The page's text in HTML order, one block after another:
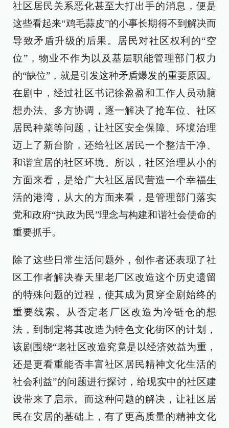
社区居民关系恶化甚至大打出手的消息，便是
这些看起来“鸡毛蒜皮”的小事长期得不到解决而
导致矛盾升级的后果。居民对社区权利的“空
位”，物业不作为以及基层职能管理部门权力
的“缺位”，就是引发这种矛盾爆发的重要原因。
在剧中，经过社区书记徐盈盈和工作人员动脑
想办法、多方协调，逐一解决了抢车位、社区
居民种菜等问题，让社区安全保障、环境治理
迈上了新台阶，还给社区居民一个整洁干净、
和谐宜居的社区环境。所以，社区治理从小的
方面来看，是给广大社区居民营造一个幸福生
活的港湾，从大的方面来看，是管理部门落实
党和政府“执政为民”理念与构建和谐社会使命的
重要抓手。
除了这些日常生活问题外，创作者还表现了社
区工作者解决春天里老厂区改造这个历史遗留
的特殊问题的过程，使其成为贯穿全剧始终的
重要线索。从否定老厂区改造为冷链仓的想
法，到制定将其改造为特色文化街区的计划，
该剧围绕“老社区改造究竟是以经济效益为重，
还是更看重能否丰富社区居民精神文化生活的
社会利益”的问题进行探讨，给现实中的社区建
设带来了启示。而这种问题的解决，让社区居
民在安居的基础上，有了更高质量的精神文化